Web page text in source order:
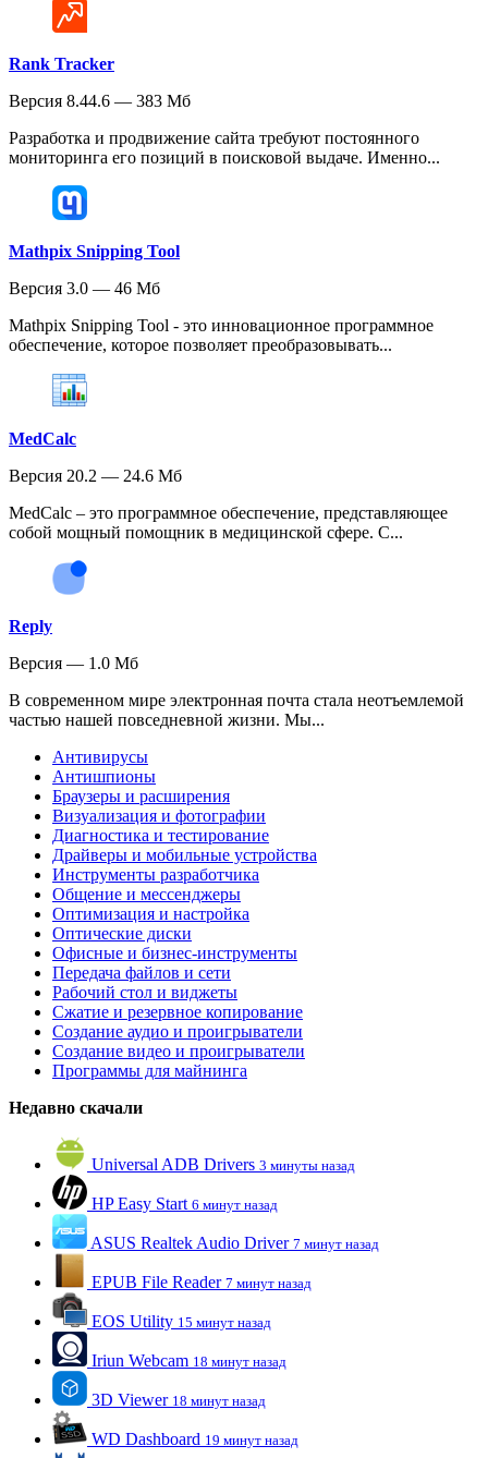
Rank Tracker
Версия 8.44.6 — 383 Мб
Разработка и продвижение сайта требуют постоянного
мониторинга его позиций в поисковой выдаче. Именно...
Mathpix Snipping Tool
Версия 3.0 — 46 Мб
Mathpix Snipping Tool - это инновационное программное
обеспечение, которое позволяет преобразовывать...
MedCalc
Версия 20.2 — 24.6 Мб
MedCalc – это программное обеспечение, представляющее
собой мощный помощник в медицинской сфере. С...
Reply
Версия — 1.0 Мб
В современном мире электронная почта стала неотъемлемой
частью нашей повседневной жизни. Мы...
Антивирусы
Антишпионы
Браузеры и расширения
Визуализация и фотографии
Диагностика и тестирование
Драйверы и мобильные устройства
Инструменты разработчика
Общение и мессенджеры
Оптимизация и настройка
Оптические диски
Офисные и бизнес-инструменты
Передача файлов и сети
Рабочий стол и виджеты
Сжатие и резервное копирование
Создание аудио и проигрыватели
Создание видео и проигрыватели
Программы для майнинга
Недавно скачали
Universal ADB Drivers 3 минуты назад
HP Easy Start 6 минут назад
ASUS Realtek Audio Driver 7 минут назад
EPUB File Reader 7 минут назад
EOS Utility 15 минут назад
Iriun Webcam 18 минут назад
3D Viewer 18 минут назад
WD Dashboard 19 минут назад